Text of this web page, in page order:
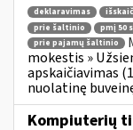
deklaravimas
prie šaltinio
pmį 50
prie pajamų šaltinio
mokestis »
apskaičiavimas
nuolatinę
Kompiuterių